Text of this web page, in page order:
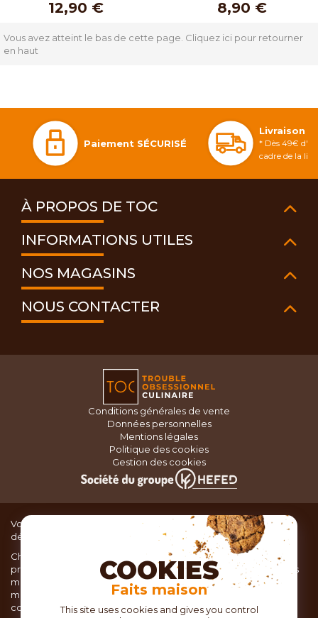
12,90 € 8,90 €
Vous avez atteint le bas de cette page. Cliquez ici pour retourner
en haut
Paiement SÉCURISÉ
Livraison
* Dès 49€
cadre de la
À PROPOS DE TOC
INFORMATIONS UTILES
NOS MAGASINS
NOUS CONTACTER
Conditions générales de vente
Données personnelles
Mentions légales
Politique des cookies
Gestion des cookies
Vous recherchez du matériel de cuisine pour concocter de
délicieux plats ou des pâtisseries dignes d’un grand chef ?
Chez TOC, boutique d’ustensiles de cuisine, nous vous
proposons une large sélection de produits issus des meilleures
marques de matériel de cuisine: Ustensiles de pâtisserie,
matériel de cuisson, service de table, ustensiles de cuisine,
coutellerie, set picnic.
COOKIES
Faits maison
This site uses cookies and gives you control